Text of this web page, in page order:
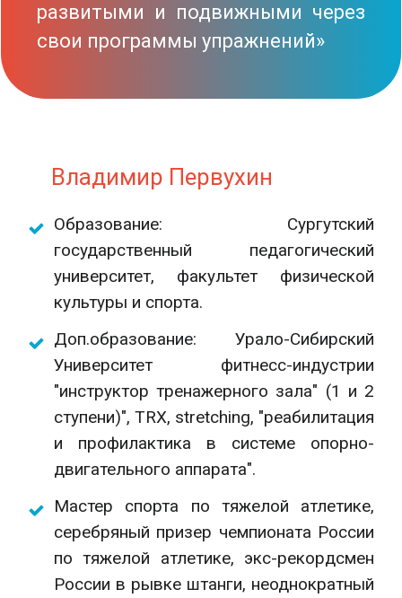
развитыми и подвижными через
свои программы упражнений»
Владимир Первухин
Образование: Сургутский
государственный педагогический
университет, факультет физической
культуры и спорта.
Доп.образование: Урало-Сибирский
Университет фитнесс-индустрии
"инструктор тренажерного зала" (1 и 2
ступени)", TRX, stretching, "реабилитация
и профилактика в системе опорно-
двигательного аппарата".
Мастер спорта по тяжелой атлетике,
серебряный призер чемпионата России
по тяжелой атлетике, экс-рекордсмен
России в рывке штанги, неоднократный